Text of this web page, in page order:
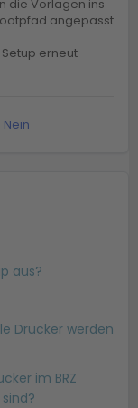
die Vorlagen ins
angepasst
erneut
Nein
aus?
Drucker werden
im BRZ